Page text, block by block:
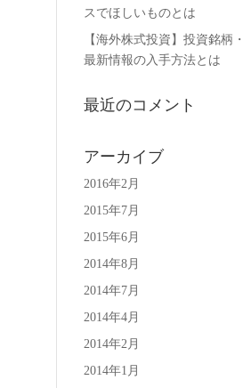
スでほしいものとは
【海外株式投資】投資銘柄・
最新情報の入手方法とは
最近のコメント
アーカイブ
2016年2月
2015年7月
2015年6月
2014年8月
2014年7月
2014年4月
2014年2月
2014年1月